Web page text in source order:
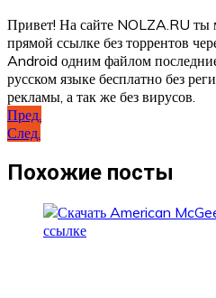
Привет! На сайте NOLZA.RU ты
прямой ссылке без торрентов
Android одним файлом
русском языке бесплатно без
рекламы, а так же без вирусов.
Навигация
по
записям
Пред.
След.
Похожие посты